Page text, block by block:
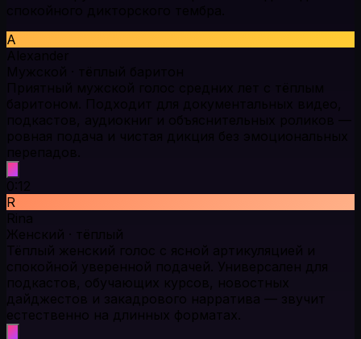
A
0:12
R
Rina
Женский · тёплый
Тёплый женский голос с ясной артикуляцией и
спокойной уверенной подачей. Универсален для
подкастов, обучающих курсов, новостных
дайджестов и закадрового нарратива — звучит
естественно на длинных форматах.